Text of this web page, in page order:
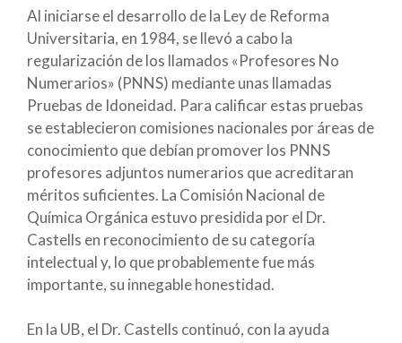
Al iniciarse el desarrollo de la Ley de Reforma
Universitaria, en 1984, se llevó a cabo la
regularización de los llamados «Profesores No
Numerarios» (PNNS) mediante unas llamadas
Pruebas de Idoneidad. Para calificar estas pruebas
se establecieron comisiones nacionales por áreas de
conocimiento que debían promover los PNNS
profesores adjuntos numerarios que acreditaran
méritos suficientes. La Comisión Nacional de
Química Orgánica estuvo presidida por el Dr.
Castells en reconocimiento de su categoría
intelectual y, lo que probablemente fue más
importante, su innegable honestidad.
En la UB, el Dr. Castells continuó, con la ayuda